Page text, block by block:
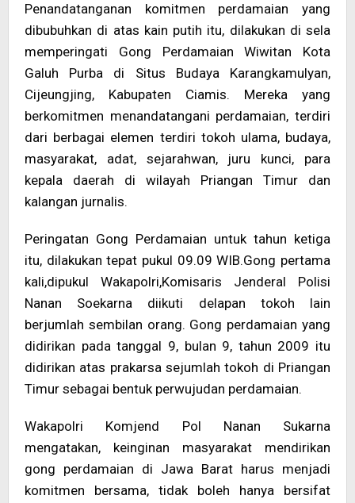
Penandatanganan komitmen perdamaian yang
dibubuhkan di atas kain putih itu, dilakukan di sela
memperingati Gong Perdamaian Wiwitan Kota
Galuh Purba di Situs Budaya Karangkamulyan,
Cijeungjing, Kabupaten Ciamis. Mereka yang
berkomitmen menandatangani perdamaian, terdiri
dari berbagai elemen terdiri tokoh ulama, budaya,
masyarakat, adat, sejarahwan, juru kunci, para
kepala daerah di wilayah Priangan Timur dan
kalangan jurnalis.
Peringatan Gong Perdamaian untuk tahun ketiga
itu, dilakukan tepat pukul 09.09 WIB.Gong pertama
kali,dipukul Wakapolri,Komisaris Jenderal Polisi
Nanan Soekarna diikuti delapan tokoh lain
berjumlah sembilan orang. Gong perdamaian yang
didirikan pada tanggal 9, bulan 9, tahun 2009 itu
didirikan atas prakarsa sejumlah tokoh di Priangan
Timur sebagai bentuk perwujudan perdamaian.
Wakapolri Komjend Pol Nanan Sukarna
mengatakan, keinginan masyarakat mendirikan
gong perdamaian di Jawa Barat harus menjadi
komitmen bersama, tidak boleh hanya bersifat